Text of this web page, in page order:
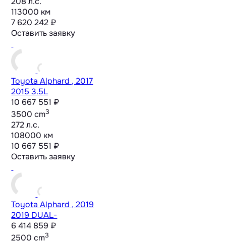
113000 км
7 620 242 ₽
Оставить заявку
Toyota Alphard , 2017
2015 3.5L
10 667 551 ₽
3500 cm3
272 л.с.
108000 км
10 667 551 ₽
Оставить заявку
Toyota Alphard , 2019
2019 DUAL-
6 414 859 ₽
2500 cm3